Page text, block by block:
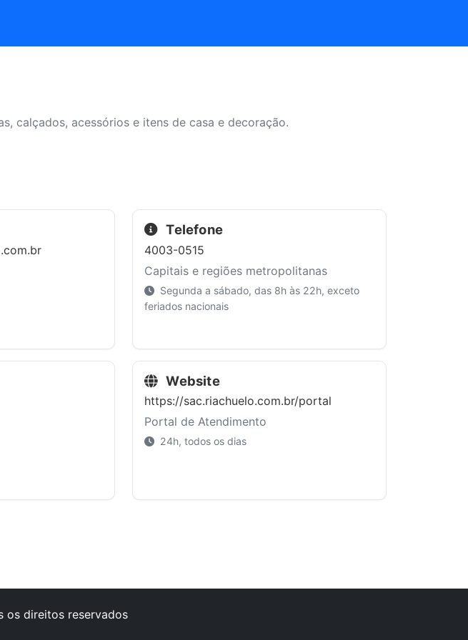
calçados, acessórios e itens de casa e decoração.
Telefone
4003-0515
Capitais e regiões metropolitanas
Segunda a sábado, das 8h às 22h, exceto
feriados nacionais
Website
https://sac.riachuelo.com.br/portal
Portal de Atendimento
24h, todos os dias
os direitos reservados